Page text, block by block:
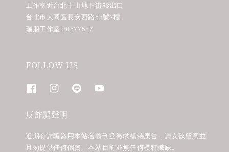
工作室近台北中山地下街R3出口
台北市大同區長安西路58號7樓
瑞朋工作室 38577587
FOLLOW US
反詐騙聲明
近期有詐騙盜用本站名義刊登徵求模特廣告，請女孩留意並
且勿提供任何個資。本站目前並無任何模特職缺。